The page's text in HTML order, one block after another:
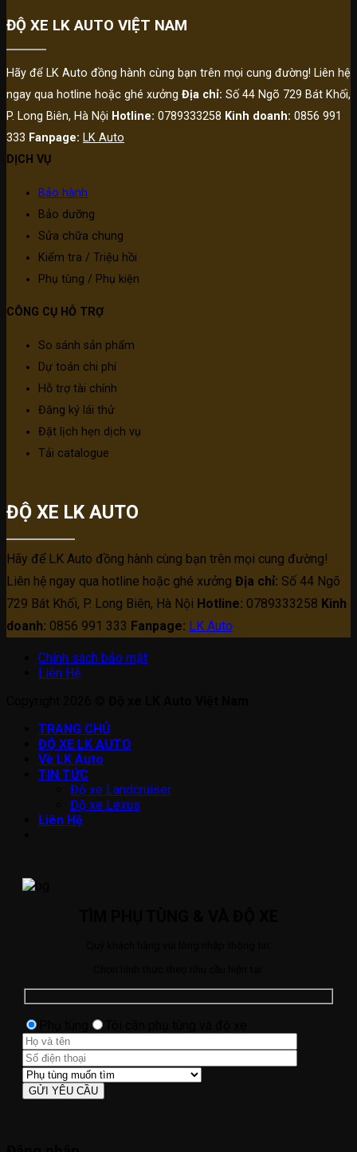
ĐỘ XE LK AUTO VIỆT NAM
Hãy để LK Auto đồng hành cùng bạn trên mọi cung đường! Liên hệ
ngay qua hotline hoặc ghé xưởng Địa chỉ: Số 44 Ngõ 729 Bát Khối,
P. Long Biên, Hà Nội Hotline: 0789333258 Kinh doanh: 0856 991
333 Fanpage: LK Auto
DỊCH VỤ
Bảo hành
Bảo dưỡng
Sửa chữa chung
Kiểm tra / Triệu hồi
Phụ tùng / Phụ kiện
CÔNG CỤ HỖ TRỢ
So sánh sản phẩm
Dự toán chi phí
Hỗ trợ tài chính
Đăng ký lái thử
Đặt lịch hẹn dịch vụ
Tải catalogue
ĐỘ XE LK AUTO
Hãy để LK Auto đồng hành cùng bạn trên mọi cung đường!
Liên hệ ngay qua hotline hoặc ghé xưởng Địa chỉ: Số 44 Ngõ
729 Bát Khối, P. Long Biên, Hà Nội Hotline: 0789333258 Kinh
doanh: 0856 991 333 Fanpage: LK Auto
Chính sách bảo mật
Liên Hệ
TRANG CHỦ
ĐỘ XE LK AUTO
Về LK Auto
TIN TỨC
Độ xe Landcruiser
Độ xe Lexus
Liên Hệ